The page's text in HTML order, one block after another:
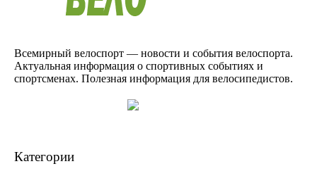
Всемирный велоспорт — новости и события велоспорта.
Актуальная информация о спортивных событиях и
спортсменах. Полезная информация для велосипедистов.
Категории